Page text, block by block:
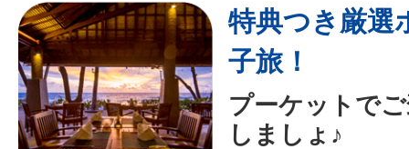
特典つき厳選
子旅！
プーケットで
しましょ♪